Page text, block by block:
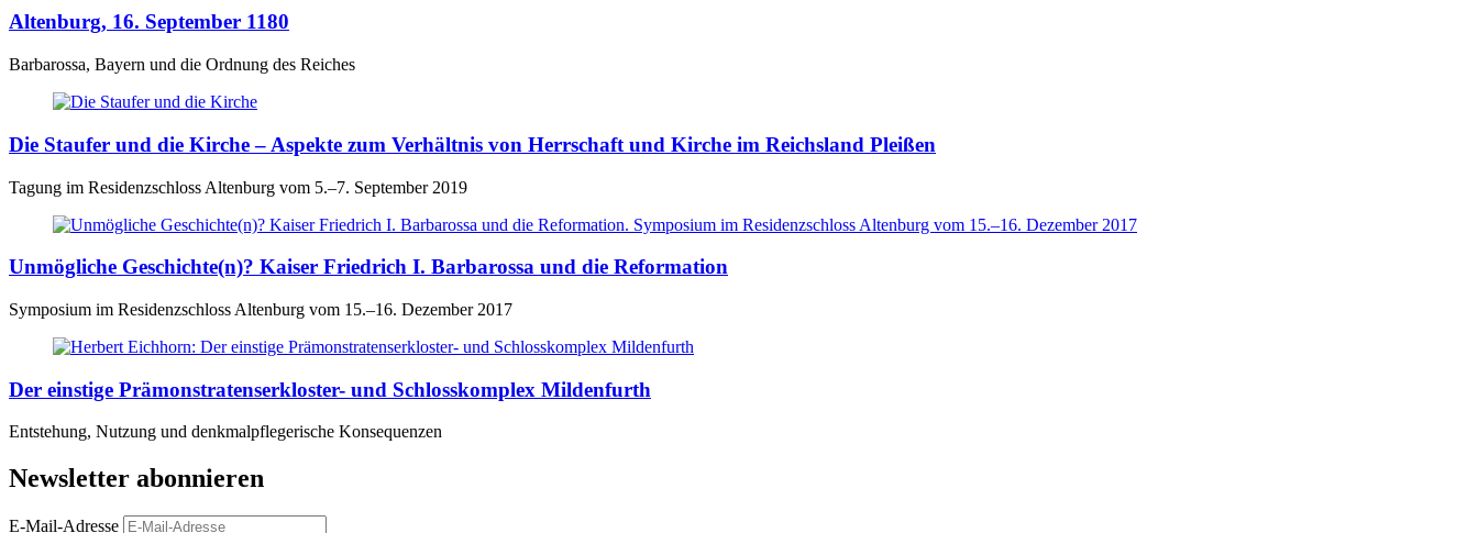
Altenburg, 16. September 1180
Barbarossa, Bayern und die Ordnung des Reiches
Die Staufer und die Kirche – Aspekte zum Verhältnis von Herrschaft und Kirche im Reichsland Pleißen
Tagung im Residenzschloss Altenburg vom 5.–7. September 2019
Unmögliche Geschichte(n)? Kaiser Friedrich I. Barbarossa und die Reformation
Symposium im Residenzschloss Altenburg vom 15.–16. Dezember 2017
Der einstige Prämonstratenserkloster- und Schlosskomplex Mildenfurth
Entstehung, Nutzung und denkmalpflegerische Konsequenzen
Newsletter abonnieren
E-Mail-Adresse